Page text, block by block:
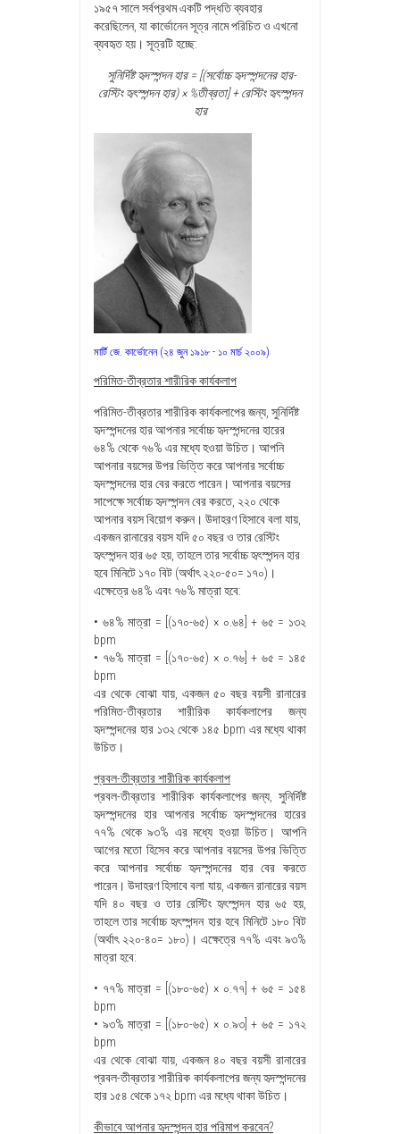
১৯৫৭ সালে সর্বপ্রথম একটি পদ্ধতি ব্যবহার
করেছিলেন, যা কার্ভোনেন সূত্র নামে পরিচিত ও এখনো
ব্যবহৃত হয়। সূত্রটি হচ্ছে:
সুনির্দিষ্ট হৃদস্পন্দন হার = [(সর্বোচ্চ হৃদস্পন্দনের হার-
রেস্টিং হৃৎস্পন্দন হার) × %তীব্রতা] + রেস্টিং হৃৎস্পন্দন
হার
মার্টি জে. কার্ভোনেন (২৪ জুন ১৯১৮ - ১০ মার্চ ২০০৯)
পরিমিত-তীব্রতার শারীরিক কার্যকলাপ
পরিমিত-তীব্রতার শারীরিক কার্যকলাপের জন্য, সুনির্দিষ্ট
হৃদস্পন্দনের হার আপনার সর্বোচ্চ হৃদস্পন্দনের হারের
৬৪% থেকে ৭৬% এর মধ্যে হওয়া উচিত। আপনি
আপনার বয়সের উপর ভিত্তি করে আপনার সর্বোচ্চ
হৃদস্পন্দনের হার বের করতে পারেন। আপনার বয়সের
সাপেক্ষে সর্বোচ্চ হৃদস্পন্দন বের করতে, ২২০ থেকে
আপনার বয়স বিয়োগ করুন। উদাহরণ হিসাবে বলা যায়,
একজন রানারের বয়স যদি ৫০ বছর ও তার রেস্টিং
হৃৎস্পন্দন হার ৬৫ হয়, তাহলে তার সর্বোচ্চ হৃৎস্পন্দন হার
হবে মিনিটে ১৭০ বিট (অর্থাৎ ২২০-৫০= ১৭০)।
এক্ষেত্রে ৬৪% এবং ৭৬% মাত্রা হবে:
• ৬৪% মাত্রা = [(১৭০-৬৫) × ০.৬৪] + ৬৫ = ১৩২
bpm
• ৭৬% মাত্রা = [(১৭০-৬৫) × ০.৭৬] + ৬৫ = ১৪৫
bpm
এর থেকে বোঝা যায়, একজন ৫০ বছর বয়সী রানারের
পরিমিত-তীব্রতার শারীরিক কার্যকলাপের জন্য
হৃদস্পন্দনের হার ১৩২ থেকে ১৪৫ bpm এর মধ্যে থাকা
উচিত।
প্রবল-তীব্রতার শারীরিক কার্যকলাপ
প্রবল-তীব্রতার শারীরিক কার্যকলাপের জন্য, সুনির্দিষ্ট
হৃদস্পন্দনের হার আপনার সর্বোচ্চ হৃদস্পন্দনের হারের
৭৭% থেকে ৯৩% এর মধ্যে হওয়া উচিত। আপনি
আগের মতো হিসেব করে আপনার বয়সের উপর ভিত্তি
করে আপনার সর্বোচ্চ হৃদস্পন্দনের হার বের করতে
পারেন। উদাহরণ হিসাবে বলা যায়, একজন রানারের বয়স
যদি ৪০ বছর ও তার রেস্টিং হৃৎস্পন্দন হার ৬৫ হয়,
তাহলে তার সর্বোচ্চ হৃৎস্পন্দন হার হবে মিনিটে ১৮০ বিট
(অর্থাৎ ২২০-৪০= ১৮০)। এক্ষেত্রে ৭৭% এবং ৯৩%
মাত্রা হবে:
• ৭৭% মাত্রা = [(১৮০-৬৫) × ০.৭৭] + ৬৫ = ১৫৪
bpm
• ৯৩% মাত্রা = [(১৮০-৬৫) × ০.৯৩] + ৬৫ = ১৭২
bpm
এর থেকে বোঝা যায়, একজন ৪০ বছর বয়সী রানারের
প্রবল-তীব্রতার শারীরিক কার্যকলাপের জন্য হৃদস্পন্দনের
হার ১৫৪ থেকে ১৭২ bpm এর মধ্যে থাকা উচিত।
কীভাবে আপনার হৃদস্পন্দন হার পরিমাপ করবেন?